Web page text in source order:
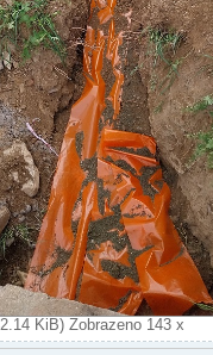
KiB) Zobrazeno 143 x